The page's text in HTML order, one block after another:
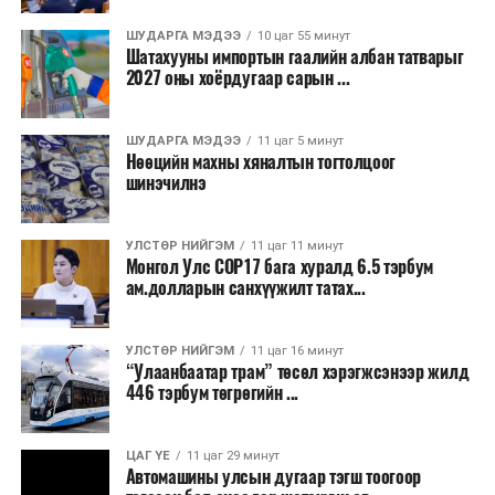
секундэд 4-9 метр. 25-27 хэм дулаан
байна.
2026 оны наймдугаар сарын 07-ноос
2026 оны наймдугаар сарын 11-нийг хүртэлх
цаг агаарын урьдчилсан төлөв
Наймдугаар сарын 7-нд баруун болон төвийн
аймгуудын нутгийн хойд хэсгээр, 8-нд баруун
аймгуудын нутгийн хойд хэсэг, төвийн
аймгуудын нутгийн зарим газраар, 9-нд баруун
аймгуудын нутгийн зүүн, говийн аймгуудын
нутгийн хойд, зүүн аймгуудын нутгийн баруун
хэсэг, төвийн аймгуудын ихэнх нутгаар, 10-нд
төв, зүүн, говийн аймгуудын ихэнх нутгаар
бороо, дуу цахилгаантай аадар бороо орно. Салхи
ихэнх хугацаанд секундэд 5-10 метр, 9-нд
Алтайн салбар уулс, Арц-Богдын өвөр
ШУДАРГА МЭДЭЭ 10 цаг 55 минут
Шатахууны импортын гаалийн албан татварыг
2027 оны хоёрдугаар сарын ...
ШУДАРГА МЭДЭЭ 11 цаг 5 минут
Нөөцийн махны хяналтын тогтолцоог
шинэчилнэ
УЛСТӨР НИЙГЭМ 11 цаг 11 минут
Монгол Улс COP17 бага хуралд 6.5 тэрбум
ам.долларын санхүүжилт татах...
УЛСТӨР НИЙГЭМ 11 цаг 16 минут
“Улаанбаатар трам” төсөл хэрэгжсэнээр жилд
446 тэрбум төгрөгийн ...
ЦАГ ҮЕ 11 цаг 29 минут
Автомашины улсын дугаар тэгш тоогоор